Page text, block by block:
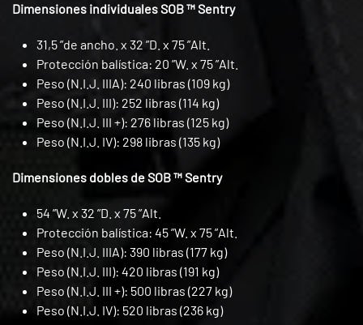
Dimensiones individuales SOB ™ Sentry
31,5 ”de ancho. x 32 ”D. x 75 ”Alt.
Protección balística: 20 ”W. x 75 ”Alt.
Peso (N.I.J. IIIA): 240 libras (109 kg)
Peso (N.I.J. III): 252 libras (114 kg)
Peso (N.I.J. III +): 276 libras (125 kg)
Peso (N.I.J. IV): 298 libras (135 kg)
Dimensiones dobles de SOB ™ Sentry
54 ”W. x 32 ”D. x 75 ”Alt.
Protección balística: 45 ”W. x 75 ”Alt.
Peso (N.I.J. IIIA): 390 libras (177 kg)
Peso (N.I.J. III): 420 libras (191 kg)
Peso (N.I.J. III +): 500 libras (227 kg)
Peso (N.I.J. IV): 520 libras (236 kg)